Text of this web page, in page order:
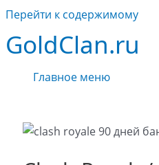
Перейти к содержимому
GoldClan.ru
Главное меню